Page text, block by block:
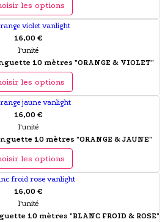
les options
16,00 €
l'unité
10 mètres "ORANGE & VIOLET"
les options
16,00 €
l'unité
10 mètres "ORANGE & JAUNE"
les options
16,00 €
l'unité
10 mètres "BLANC FROID & ROSE"